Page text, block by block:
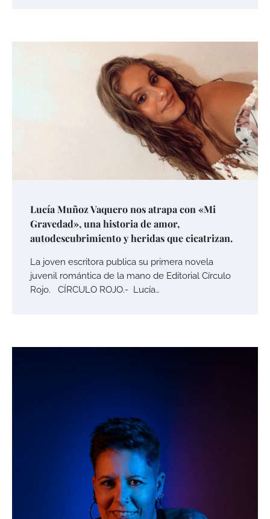
Lucía Muñoz Vaquero nos atrapa con «Mi
Gravedad», una historia de amor,
autodescubrimiento y heridas que cicatrizan.
La joven escritora publica su primera novela
juvenil romántica de la mano de Editorial Círculo
Rojo. CÍRCULO ROJO.- Lucía…